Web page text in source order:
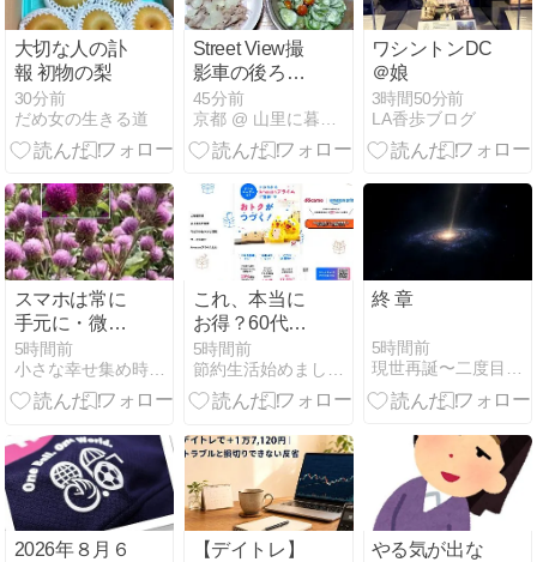
大切な人の訃
報 初物の梨
30分前
だめ女の生きる道
Street View撮
影車の後ろを
走った
45分前
ワシントンDC
＠娘
3時間50分前
LA香歩ブログ
スマホは常に
手元に・微笑
み返したくな
る千日紅
5時間前
小さな幸せ集め時々猫
これ、本当に
お得？60代が
ネット広告で
失敗した話
5時間前
終 章
5時間前
2026年８月６
【デイトレ】
やる気が出な